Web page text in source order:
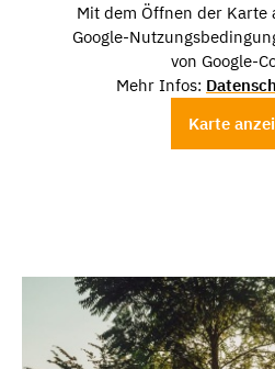
Mit dem Öffnen der Karte
Google-
von Google-
Mehr Infos:
Karte